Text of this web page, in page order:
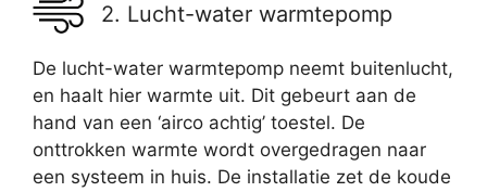
2. Lucht-water warmtepomp
De lucht-water warmtepomp neemt buitenlucht,
en haalt hier warmte uit. Dit gebeurt aan de
hand van een ‘airco achtig’ toestel. De
onttrokken warmte wordt overgedragen naar
een systeem in huis. De installatie zet de koude